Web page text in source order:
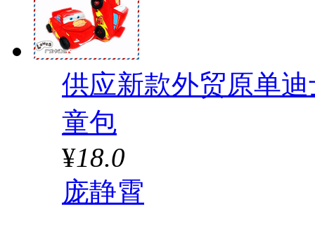
供应新款外贸原单
童包
¥18.0
庞静霄